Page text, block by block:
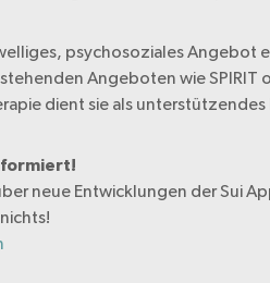
psychosoziales Angebot
Angeboten wie
dient sie als
neue Entwicklungen der Sui